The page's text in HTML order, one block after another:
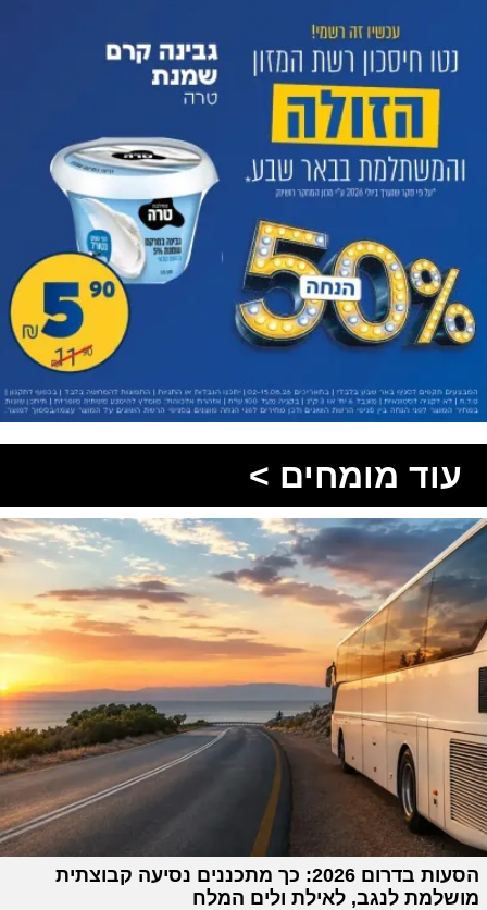
עוד מומחים >
הסעות בדרום 2026: כך מתכננים נסיעה קבוצתית
מושלמת לנגב, לאילת ולים המלח